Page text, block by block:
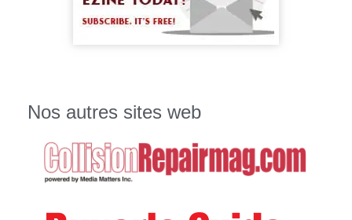
Nos autres sites web